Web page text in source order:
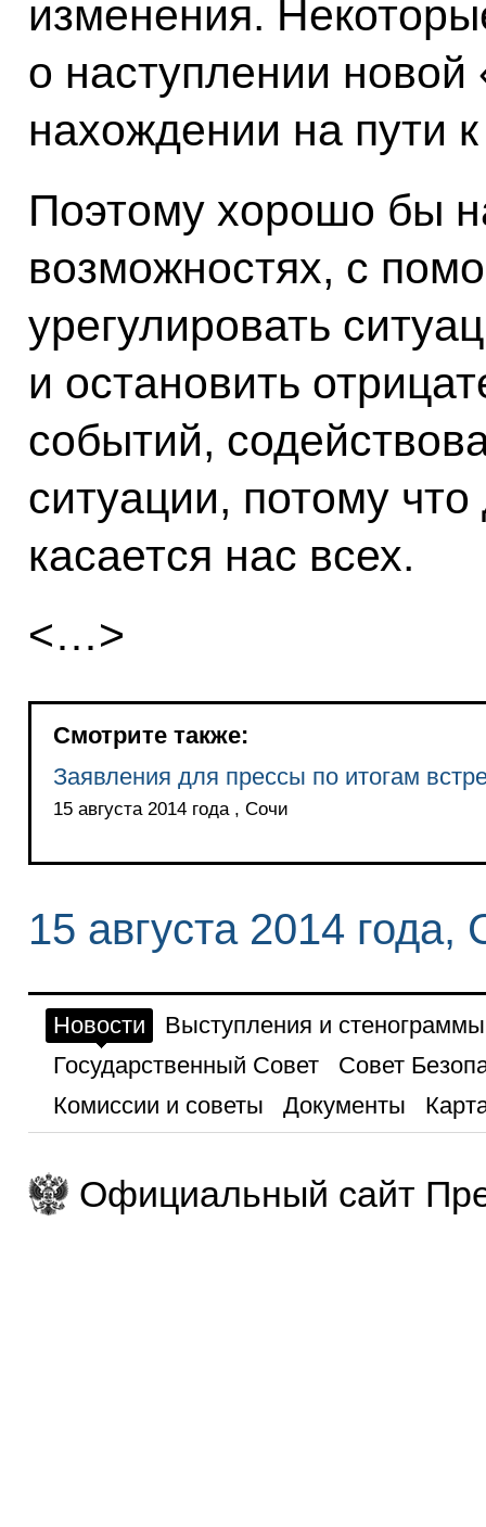
изменения.
о наступлении
нахождении на пути
Поэтому хорошо бы
возможностях, с
урегулировать
и остановить
событий,
ситуации, потому
касается нас всех.
<…>
Смотрите также:
Заявления для прессы по итогам
15 августа 2014 года , Сочи
15 августа 2014 года,
Новости
Выступления и стенограммы
Государственный Совет
Совет
Комиссии и советы
Документы
Официальный сайт